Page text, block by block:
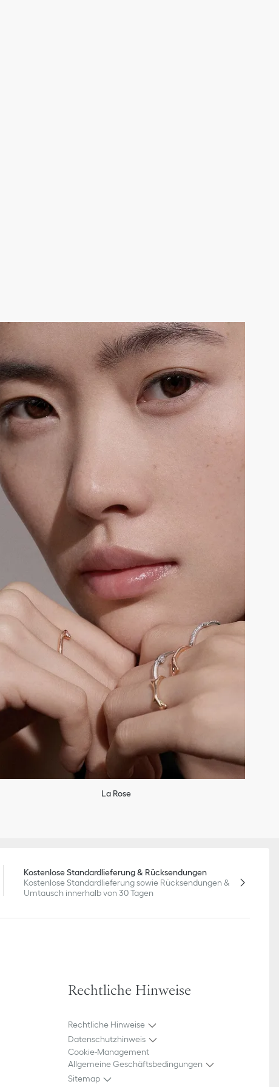
La Rose
Kostenlose Standardlieferung & Rücksendungen
Kostenlose Standardlieferung sowie Rücksendungen &
Umtausch innerhalb von 30 Tagen
Rechtliche Hinweise
Rechtliche Hinweise
Datenschutzhinweis
Cookie-Management
Allgemeine Geschäftsbedingungen
Sitemap